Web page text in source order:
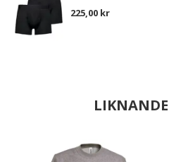
225,00 kr